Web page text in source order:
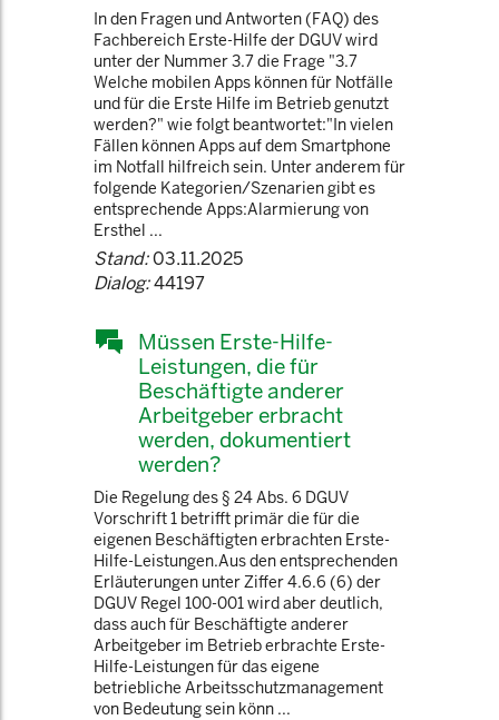
In den Fragen und Antworten (FAQ) des
Fachbereich Erste-Hilfe der DGUV wird
unter der Nummer 3.7 die Frage "3.7
Welche mobilen Apps können für Notfälle
und für die Erste Hilfe im Betrieb genutzt
werden?" wie folgt beantwortet:"In vielen
Fällen können Apps auf dem Smartphone
im Notfall hilfreich sein. Unter anderem für
folgende Kategorien/Szenarien gibt es
entsprechende Apps:Alarmierung von
Ersthel ...
Stand:03.11.2025
Dialog:44197
Müssen Erste-Hilfe-
Leistungen, die für
Beschäftigte anderer
Arbeitgeber erbracht
werden, dokumentiert
werden?
Die Regelung des § 24 Abs. 6 DGUV
Vorschrift 1 betrifft primär die für die
eigenen Beschäftigten erbrachten Erste-
Hilfe-Leistungen.Aus den entsprechenden
Erläuterungen unter Ziffer 4.6.6 (6) der
DGUV Regel 100-001 wird aber deutlich,
dass auch für Beschäftigte anderer
Arbeitgeber im Betrieb erbrachte Erste-
Hilfe-Leistungen für das eigene
betriebliche Arbeitsschutzmanagement
von Bedeutung sein könn ...